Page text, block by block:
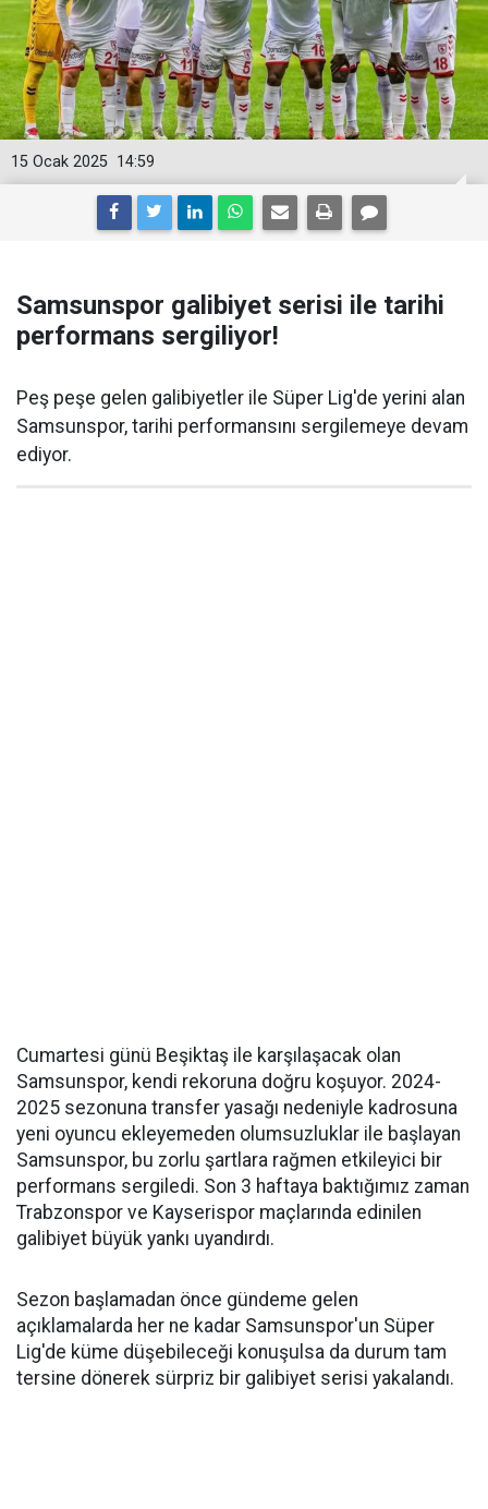
14:59
15 Ocak 2025
Samsunspor galibiyet serisi ile tarihi
performans sergiliyor!
Peş peşe gelen galibiyetler ile Süper Lig'de yerini alan
Samsunspor, tarihi performansını sergilemeye devam
ediyor.
Cumartesi günü Beşiktaş ile karşılaşacak olan
Samsunspor, kendi rekoruna doğru koşuyor. 2024-
2025 sezonuna transfer yasağı nedeniyle kadrosuna
yeni oyuncu ekleyemeden olumsuzluklar ile başlayan
Samsunspor, bu zorlu şartlara rağmen etkileyici bir
performans sergiledi. Son 3 haftaya baktığımız zaman
Trabzonspor ve Kayserispor maçlarında edinilen
galibiyet büyük yankı uyandırdı.
Sezon başlamadan önce gündeme gelen
açıklamalarda her ne kadar Samsunspor'un Süper
Lig'de küme düşebileceği konuşulsa da durum tam
tersine dönerek sürpriz bir galibiyet serisi yakalandı.